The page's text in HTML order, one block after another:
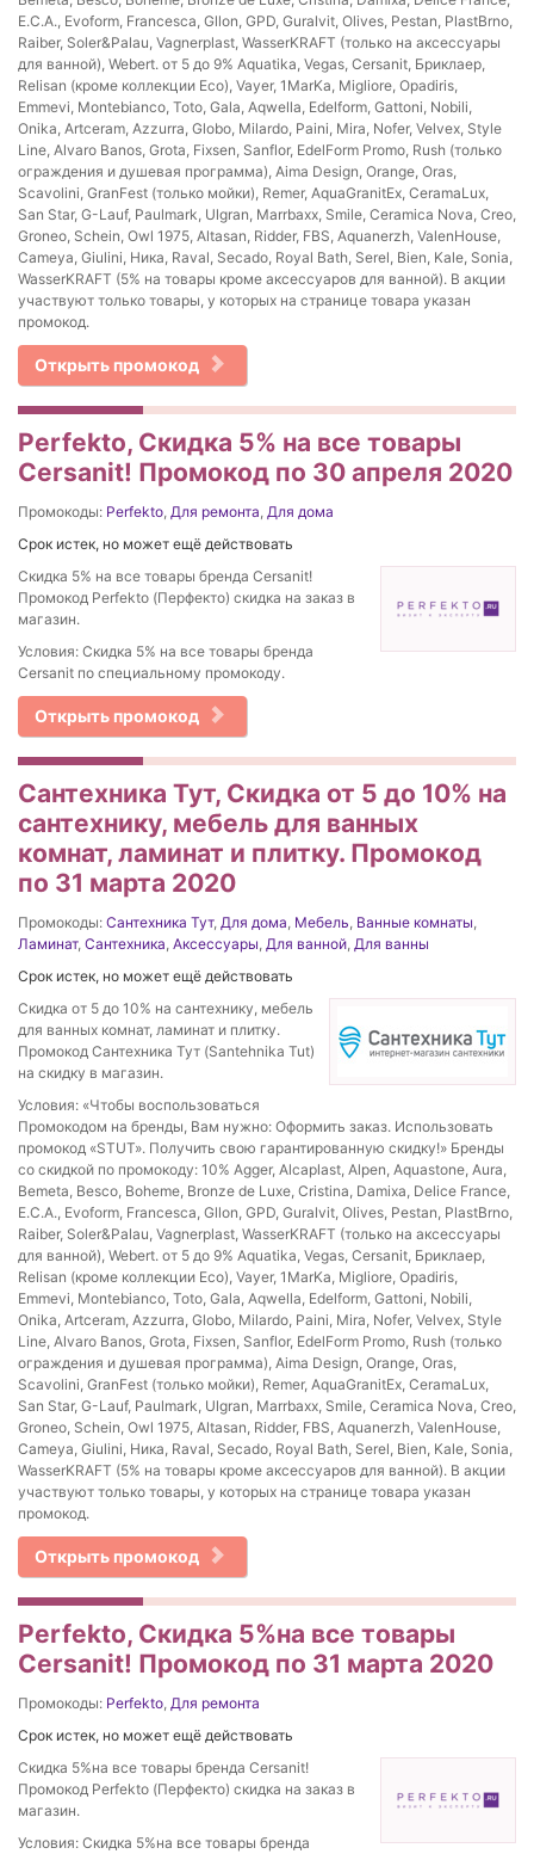
E.C.A., Evoform, Francesca, Gllon, GPD, Guralvit, Olives, Pestan, PlastBrno,
Raiber, Soler&Palau, Vagnerplast, WasserKRAFT (только на аксессуары
для ванной), Webert. от 5 до 9% Aquatika, Vegas, Cersanit, Бриклаер,
Relisan (кроме коллекции Eco), Vayer, 1MarKa, Migliore, Opadiris,
Emmevi, Montebianco, Toto, Gala, Aqwella, Edelform, Gattoni, Nobili,
Onika, Artceram, Azzurra, Globo, Milardo, Paini, Mira, Nofer, Velvex, Style
Line, Alvaro Banos, Grota, Fixsen, Sanflor, EdelForm Promo, Rush (только
ограждения и душевая программа), Aima Design, Orange, Oras,
Scavolini, GranFest (только мойки), Remer, AquaGranitEx, CeramaLux,
San Star, G-Lauf, Paulmark, Ulgran, Marrbaxx, Smile, Ceramica Nova, Creo,
Groneo, Schein, Owl 1975, Altasan, Ridder, FBS, Aquanerzh, ValenHouse,
Cameya, Giulini, Ника, Raval, Secado, Royal Bath, Serel, Bien, Kale, Sonia,
WasserKRAFT (5% на товары кроме аксессуаров для ванной). В акции
участвуют только товары, у которых на странице товара указан
промокод.
Открыть промокод
Perfekto, Скидка 5% на все товары
Cersanit! Промокод по 30 апреля 2020
Промокоды: Perfekto, Для ремонта, Для дома
Срок истек, но может ещё действовать
Скидка 5% на все товары бренда Cersanit!
Промокод Perfekto (Перфекто) скидка на заказ в
магазин.
Условия: Скидка 5% на все товары бренда
Cersanit по специальному промокоду.
Открыть промокод
Сантехника Тут, Скидка от 5 до 10% на
сантехнику, мебель для ванных
комнат, ламинат и плитку. Промокод
по 31 марта 2020
Промокоды: Сантехника Тут, Для дома, Мебель, Ванные комнаты,
Ламинат, Сантехника, Аксессуары, Для ванной, Для ванны
Срок истек, но может ещё действовать
Скидка от 5 до 10% на сантехнику, мебель
для ванных комнат, ламинат и плитку.
Промокод Сантехника Тут (Santehnika Tut)
на скидку в магазин.
Условия: «Чтобы воспользоваться
Промокодом на бренды, Вам нужно: Оформить заказ. Использовать
промокод «STUT». Получить свою гарантированную скидку!» Бренды
со скидкой по промокоду: 10% Agger, Alcaplast, Alpen, Aquastone, Aura,
Bemeta, Besco, Boheme, Bronze de Luxe, Cristina, Damixa, Delice France,
E.C.A., Evoform, Francesca, Gllon, GPD, Guralvit, Olives, Pestan, PlastBrno,
Raiber, Soler&Palau, Vagnerplast, WasserKRAFT (только на аксессуары
для ванной), Webert. от 5 до 9% Aquatika, Vegas, Cersanit, Бриклаер,
Relisan (кроме коллекции Eco), Vayer, 1MarKa, Migliore, Opadiris,
Emmevi, Montebianco, Toto, Gala, Aqwella, Edelform, Gattoni, Nobili,
Onika, Artceram, Azzurra, Globo, Milardo, Paini, Mira, Nofer, Velvex, Style
Line, Alvaro Banos, Grota, Fixsen, Sanflor, EdelForm Promo, Rush (только
ограждения и душевая программа), Aima Design, Orange, Oras,
Scavolini, GranFest (только мойки), Remer, AquaGranitEx, CeramaLux,
San Star, G-Lauf, Paulmark, Ulgran, Marrbaxx, Smile, Ceramica Nova, Creo,
Groneo, Schein, Owl 1975, Altasan, Ridder, FBS, Aquanerzh, ValenHouse,
Cameya, Giulini, Ника, Raval, Secado, Royal Bath, Serel, Bien, Kale, Sonia,
WasserKRAFT (5% на товары кроме аксессуаров для ванной). В акции
участвуют только товары, у которых на странице товара указан
промокод.
Открыть промокод
Perfekto, Скидка 5%на все товары
Cersanit! Промокод по 31 марта 2020
Промокоды: Perfekto, Для ремонта
Срок истек, но может ещё действовать
Скидка 5%на все товары бренда Cersanit!
Промокод Perfekto (Перфекто) скидка на заказ в
магазин.
Условия: Скидка 5%на все товары бренда